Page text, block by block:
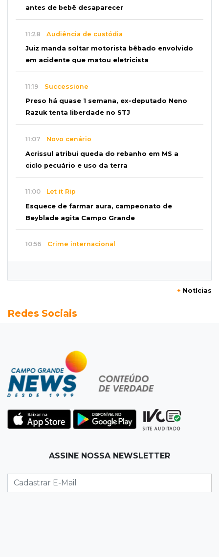
antes de bebê desaparecer
11:28 Audiência de custódia
Juiz manda soltar motorista bêbado envolvido
em acidente que matou eletricista
11:19 Successione
Preso há quase 1 semana, ex-deputado Neno
Razuk tenta liberdade no STJ
11:07 Novo cenário
Acrissul atribui queda do rebanho em MS a
ciclo pecuário e uso da terra
11:00 Let it Rip
Esquece de farmar aura, campeonato de
Beyblade agita Campo Grande
10:56 Crime internacional
MS já tem projetos em mercado de carbono
Licenciamento ambiental
Governador quer que Imasul assuma
licenciamento de rodovias da Rota da
Celulose
10:25 Dourados
Após brilhar na Copa LNF, goleiro do
Morte no trânsito e casamento de bisavó são
destaques da semana
+ Notícias
Redes Sociais
ASSINE NOSSA NEWSLETTER